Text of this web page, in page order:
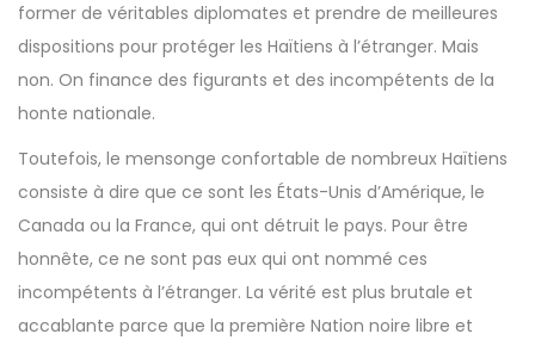
former de véritables diplomates et prendre de meilleures
dispositions pour protéger les Haïtiens à l’étranger. Mais
non. On finance des figurants et des incompétents de la
honte nationale.
Toutefois, le mensonge confortable de nombreux Haïtiens
consiste à dire que ce sont les États-Unis d’Amérique, le
Canada ou la France, qui ont détruit le pays. Pour être
honnête, ce ne sont pas eux qui ont nommé ces
incompétents à l’étranger. La vérité est plus brutale et
accablante parce que la première Nation noire libre et